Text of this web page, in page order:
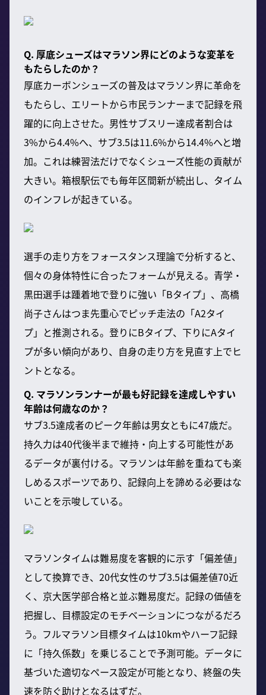
Q. 厚底シューズはマラソン界にどのような変革を
もたらしたのか？
厚底カーボンシューズの普及はマラソン界に革命を
もたらし、エリートから市民ランナーまで記録を飛
躍的に向上させた。男性サブスリー達成者割合は
3%から4.4%へ、サブ3.5は11.6%から14.4%へと増
加。これは練習法だけでなくシューズ性能の貢献が
大きい。箱根駅伝でも毎年区間新が続出し、タイム
のインフレが起きている。
選手の走り方をフォースタンス理論で分析すると、
個々の身体特性に合ったフォームが見える。青学・
黒田選手は踵着地で登りに強い「Bタイプ」、高橋
尚子さんはつま先重心でピッチ走法の「A2タイ
プ」と推測される。登りにBタイプ、下りにAタイ
プが多い傾向があり、自身の走り方を見直す上でヒ
ントとなる。
Q. マラソンランナーが最も好記録を達成しやすい
年齢は何歳なのか？
サブ3.5達成者のピーク年齢は男女ともに47歳だ。
持久力は40代後半まで維持・向上する可能性があ
るデータが裏付ける。マラソンは年齢を重ねても楽
しめるスポーツであり、記録向上を諦める必要はな
いことを示唆している。
マラソンタイムは難易度を客観的に示す「偏差値」
として換算でき、20代女性のサブ3.5は偏差値70近
く、京大医学部合格と並ぶ難易度だ。記録の価値を
把握し、目標設定のモチベーションにつながるだろ
う。フルマラソン目標タイムは10kmやハーフ記録
に「持久係数」を乗じることで予測可能。データに
基づいた適切なペース設定が可能となり、終盤の失
速を防ぐ助けとなるはずだ。